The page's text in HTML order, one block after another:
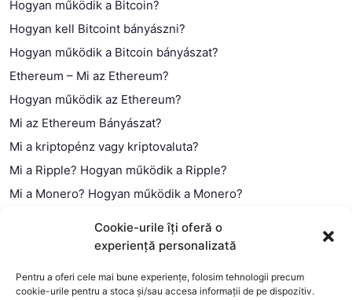
Cookie-urile îți oferă o
experiență personalizată
Pentru a oferi cele mai bune experiențe, folosim tehnologii precum
cookie-urile pentru a stoca și/sau accesa informații de pe dispozitiv.
Hogyan működik a Bitcoin?
Hogyan kell Bitcoint bányászni?
Hogyan működik a Bitcoin bányászat?
Ethereum – Mi az Ethereum?
Hogyan működik az Ethereum?
Mi az Ethereum Bányászat?
Mi a kriptopénz vagy kriptovaluta?
Mi a Ripple? Hogyan működik a Ripple?
Mi a Monero? Hogyan működik a Monero?
Mi a blokklánc (technológia)?